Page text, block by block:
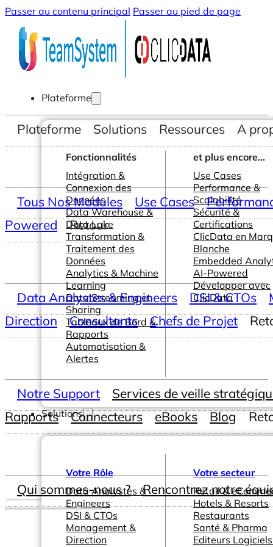
Passer au contenu principal Passer au pied de page
Plateforme
Fonctionnalités
Intégration &
Connexion des
Données
Data Warehouse &
Data Lake
Transformation &
Traitement des
Données
Analytics & Machine
Learning
Data Streaming et
Sharing
Tableaux de Bord &
Rapports
Automatisation &
Alertes
et plus encore...
Use Cases
Performance &
Scalabilité
Sécurité &
Certifications
ClicData en
Blanche
Embedded
AI-Powered
Développer avec
ClicData
Solutions
Votre Rôle
Data Analystes &
Engineers
DSI & CTOs
Management &
Direction
Votre secteur
Retail &
Hotels & Resorts
Restaurants
Santé & Pharma
Editeurs
Plateforme Solutions Ressources A
Tous Nos Modules Use Cases
Powered
Retour
Data Analystes & Engineers DSI & CTOs
Direction
Consultants Chefs de Projet
Notre Support
Services de veille
Rapports
Connecteurs eBooks Blog
Qui sommes-nous ? Rencontrez notre